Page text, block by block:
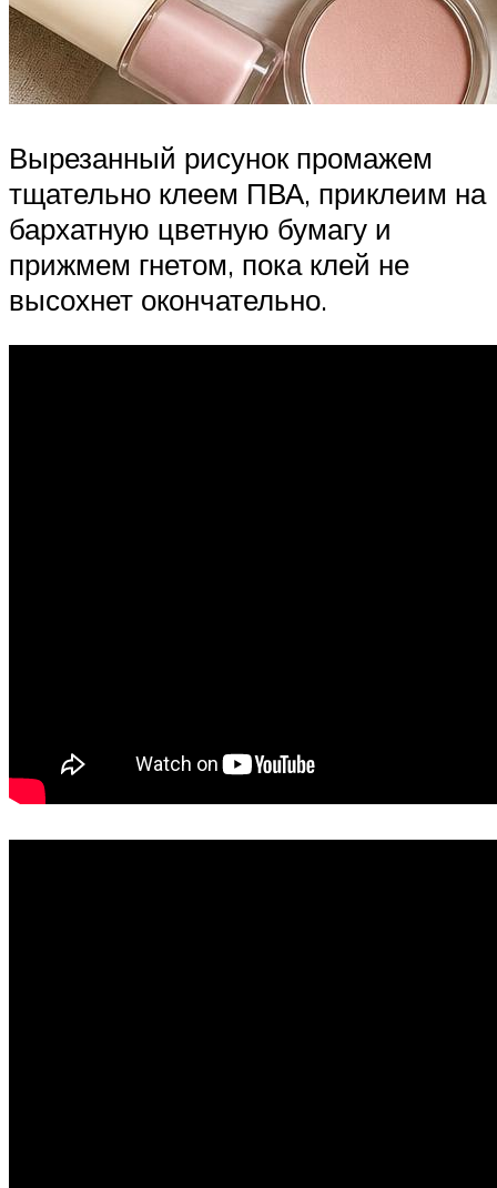
Вырезанный рисунок промажем
тщательно клеем ПВА, приклеим на
бархатную цветную бумагу и
прижмем гнетом, пока клей не
высохнет окончательно.